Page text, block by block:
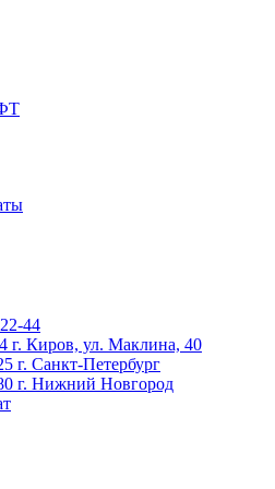
44
г. Киров, ул. Маклина, 40
г. Санкт-Петербург
г. Нижний Новгород